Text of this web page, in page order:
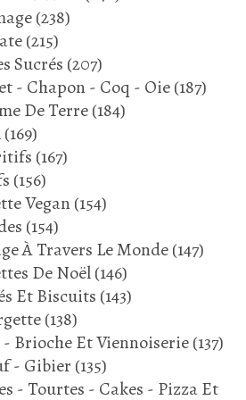
(238)
(215)
Sucrés (207)
- Chapon - Coq - Oie(187)
De Terre(184)
(169)
(167)
(156)
Vegan (154)
(154)
À Travers Le Monde(147)
De Noël(146)
Et Biscuits (143)
(138)
Brioche Et Viennoiserie(137)
- Gibier (135)
- Tourtes - Cakes - Pizza Et